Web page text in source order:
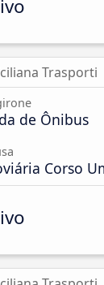
Trasporti
de Ônibus
Corso